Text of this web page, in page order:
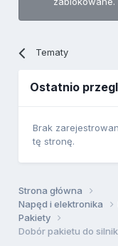
Tematy
Ostatnio
Brak
tę stronę.
Strona główna
Napęd i elektronika
Pakiety